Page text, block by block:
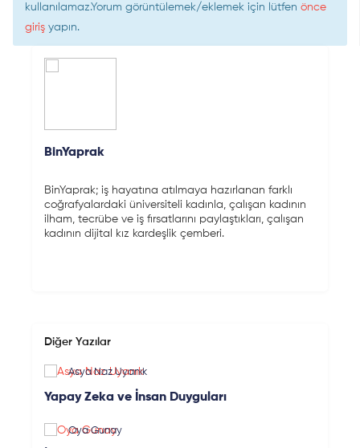
kullanılamaz.Yorum görüntülemek/eklemek için lütfen önce
giriş yapın.
BinYaprak
BinYaprak; iş hayatına atılmaya hazırlanan farklı
coğrafyalardaki üniversiteli kadınla, çalışan kadının
ilham, tecrübe ve iş fırsatlarını paylaştıkları, çalışan
kadının dijital kız kardeşlik çemberi.
Diğer Yazılar
Asya Naz Uyanık
Yapay Zeka ve İnsan Duyguları
Oya Gunay